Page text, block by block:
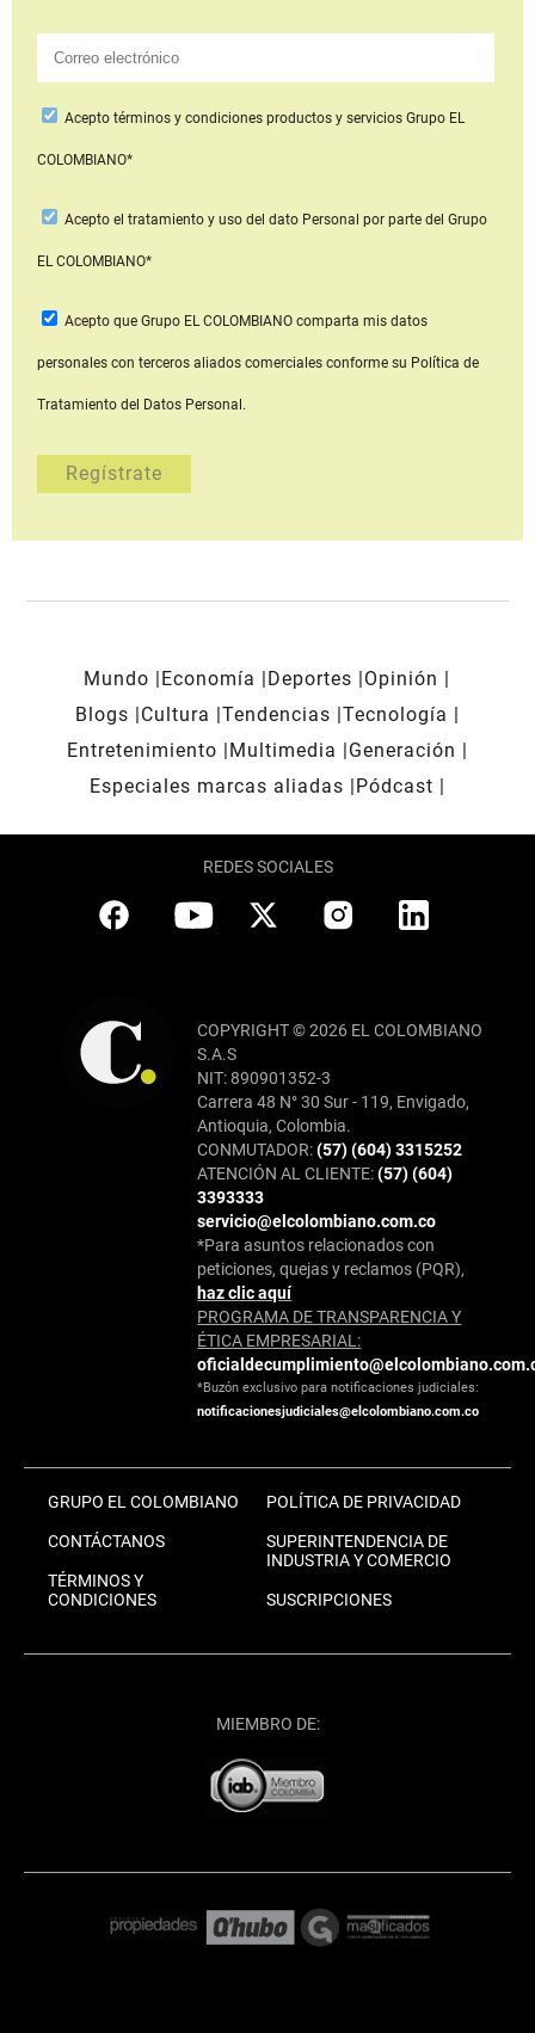
Aceptotérminos y condiciones productos y serviciosGrupo EL
COLOMBIANO*
Acepto el tratamiento y uso del dato Personal por parte del Grupo
EL COLOMBIANO*
Acepto que Grupo EL COLOMBIANOcomparta mis datos
personales con terceros aliados comerciales conforme su Política de
Tratamiento del Datos Personal.
Mundo Economía Deportes
Opinión
Blogs
Cultura Tendencias Tecnología
Entretenimiento
Multimedia
Generación
Especiales marcas aliadas
Pódcast
REDES SOCIALES
COPYRIGHT © 2026 EL COLOMBIANO
S.A.S
NIT: 890901352-3
Carrera 48 N° 30 Sur - 119, Envigado,
Antioquia, Colombia.
CONMUTADOR:(57) (604) 3315252
ATENCIÓN AL CLIENTE:(57) (604)
3393333
servicio@elcolombiano.com.co
*Para asuntos relacionados con
peticiones, quejas y reclamos (PQR),
haz clic aquí
PROGRAMA DE TRANSPARENCIA Y
ÉTICA EMPRESARIAL:
*Buzón exclusivo para notificaciones judiciales:
notificacionesjudiciales@elcolombiano.com.co
GRUPO EL COLOMBIANO
CONTÁCTANOS
TÉRMINOS Y
CONDICIONES
POLÍTICA DE PRIVACIDAD
SUPERINTENDENCIA DE
INDUSTRIA Y COMERCIO
SUSCRIPCIONES
MIEMBRO DE: